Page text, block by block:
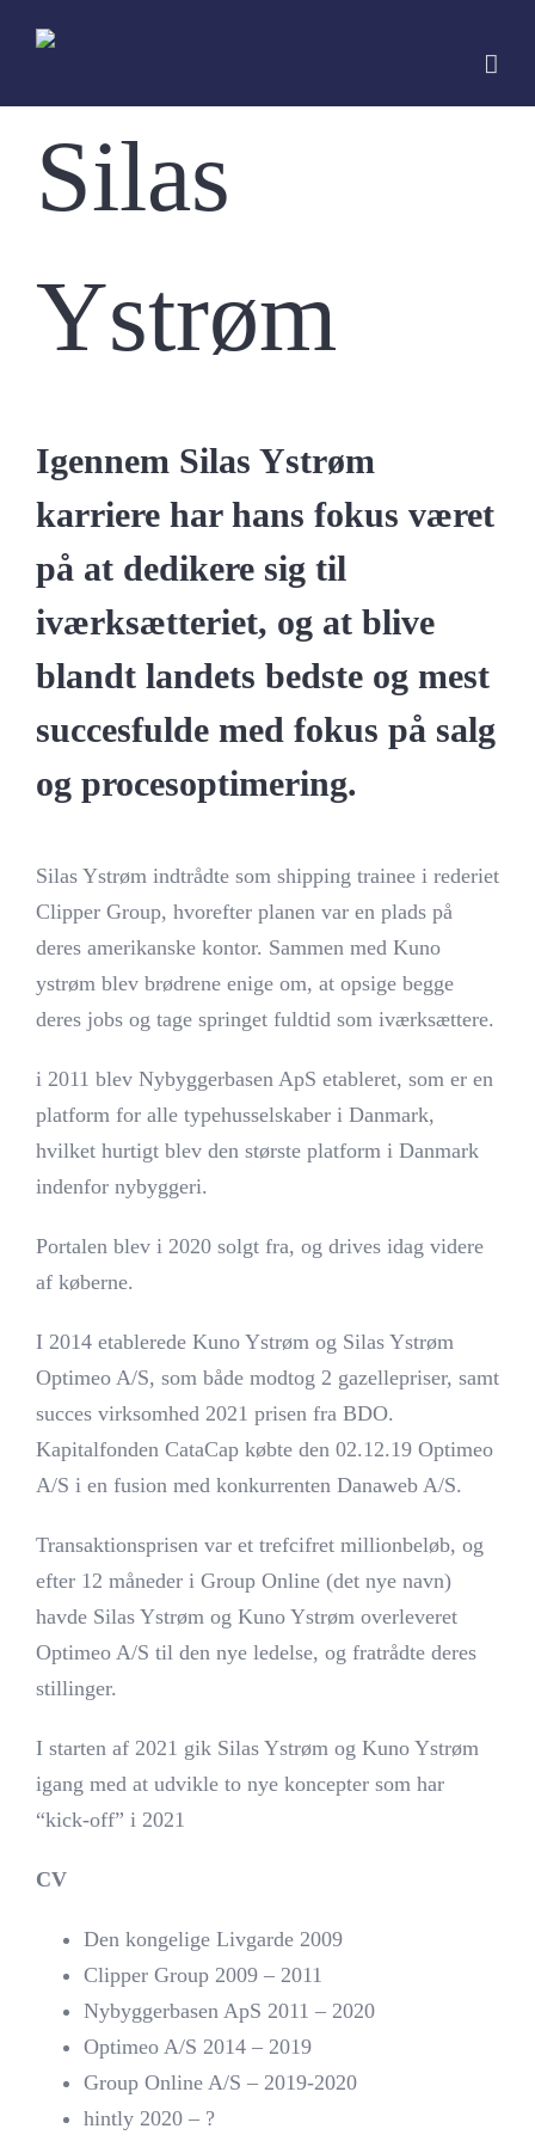
Silas
Ystrøm
Igennem Silas Ystrøm
karriere har hans fokus været
på at dedikere sig til
iværksætteriet, og at blive
blandt landets bedste og mest
succesfulde med fokus på salg
og procesoptimering.
Silas Ystrøm indtrådte som shipping trainee i rederiet
Clipper Group, hvorefter planen var en plads på
deres amerikanske kontor. Sammen med Kuno
ystrøm blev brødrene enige om, at opsige begge
deres jobs og tage springet fuldtid som iværksættere.
i 2011 blev Nybyggerbasen ApS etableret, som er en
platform for alle typehusselskaber i Danmark,
hvilket hurtigt blev den største platform i Danmark
indenfor nybyggeri.
Portalen blev i 2020 solgt fra, og drives idag videre
af køberne.
I 2014 etablerede Kuno Ystrøm og Silas Ystrøm
Optimeo A/S, som både modtog 2 gazellepriser, samt
succes virksomhed 2021 prisen fra BDO.
Kapitalfonden CataCap købte den 02.12.19 Optimeo
A/S i en fusion med konkurrenten Danaweb A/S.
Transaktionsprisen var et trefcifret millionbeløb, og
efter 12 måneder i Group Online (det nye navn)
havde Silas Ystrøm og Kuno Ystrøm overleveret
Optimeo A/S til den nye ledelse, og fratrådte deres
stillinger.
I starten af 2021 gik Silas Ystrøm og Kuno Ystrøm
igang med at udvikle to nye koncepter som har
“kick-off” i 2021
CV
Den kongelige Livgarde 2009
Clipper Group 2009 – 2011
Nybyggerbasen ApS 2011 – 2020
Optimeo A/S 2014 – 2019
Group Online A/S – 2019-2020
hintly 2020 – ?